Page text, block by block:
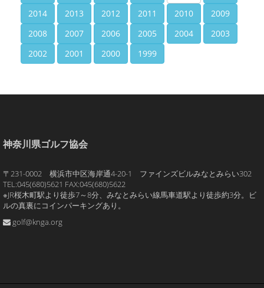
2014
2013 2012 2011 2010
2009
2008
2007 2006 2005 2004
2003
2002
2001 2000 1999
神奈川県ゴルフ協会
〒231-0002 横浜市中区海岸通4-20-1 ファインズビルみなとみらい302
TEL:045(680)5621 FAX:045(680)5622
※JR桜木町駅より徒歩7～8分、みなとみらい線馬車道駅より徒歩約3分。ビ
ルの真裏にコインパーキングあり。
golf@knga.org